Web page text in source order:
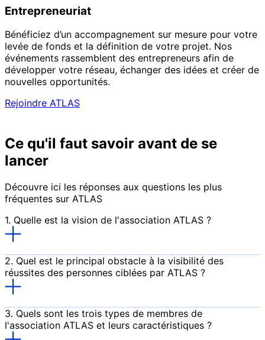
Entrepreneuriat
Bénéficiez d’un accompagnement sur mesure pour votre
levée de fonds et la définition de votre projet. Nos
événements rassemblent des entrepreneurs afin de
développer votre réseau, échanger des idées et créer de
nouvelles opportunités.
Rejoindre ATLAS
Ce qu'il faut savoir avant de se
lancer
Découvre ici les réponses aux questions les plus
fréquentes sur ATLAS
1. Quelle est la vision de l'association ATLAS ?
2. Quel est le principal obstacle à la visibilité des
réussites des personnes ciblées par ATLAS ?
3. Quels sont les trois types de membres de
l'association ATLAS et leurs caractéristiques ?